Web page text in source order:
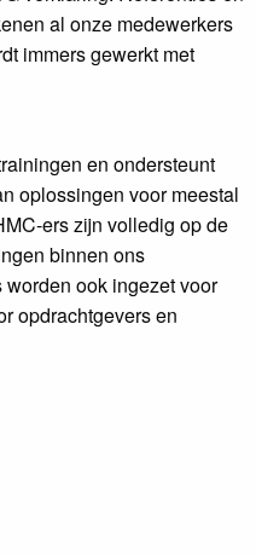
al onze medewerkers
immers gewerkt met
en ondersteunt
oplossingen voor meestal
ers zijn volledig op de
binnen ons
ook ingezet voor
opdrachtgevers en